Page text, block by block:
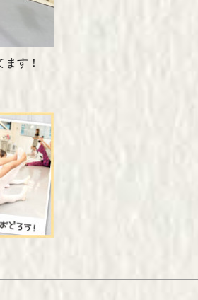
す！